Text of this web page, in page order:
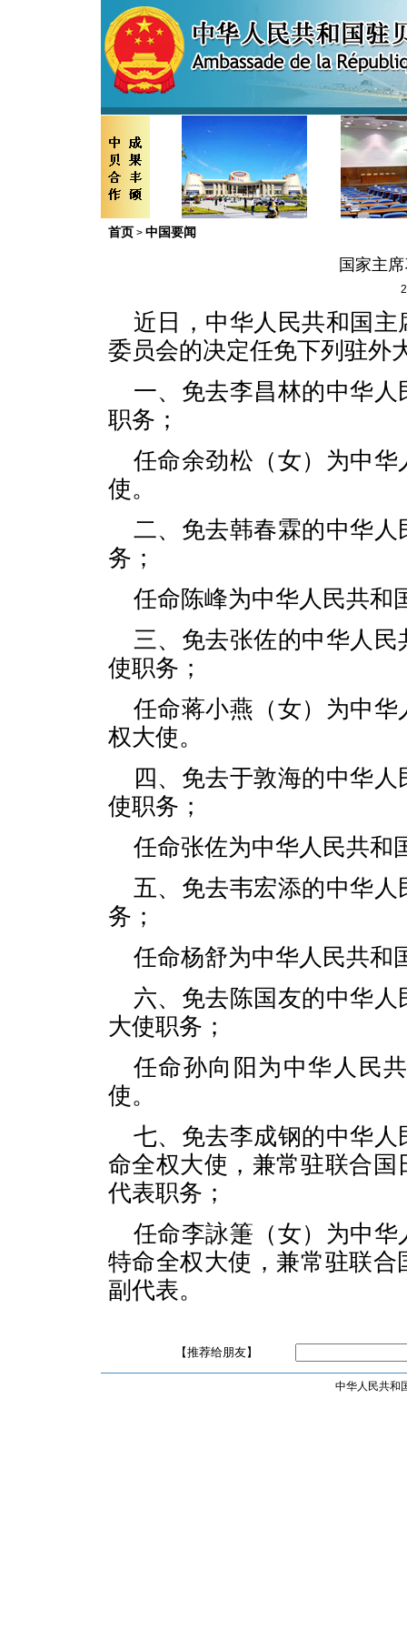
首页 > 中国要闻
国家主
近日，中华人民共和国
委员会的决定任免下列驻外
一、免去李昌林的中华
职务；
任命余劲松（女）为中
使。
二、免去韩春霖的中华
务；
任命陈峰为中华人民共和
三、免去张佐的中华人
使职务；
任命蒋小燕（女）为中
权大使。
四、免去于敦海的中华
使职务；
任命张佐为中华人民共和
五、免去韦宏添的中华
务；
任命杨舒为中华人民共和
六、免去陈国友的中华
大使职务；
任命孙向阳为中华人民
使。
七、免去李成钢的中华
命全权大使，兼常驻联合
代表职务；
任命李詠箑（女）为中
特命全权大使，兼常驻联
副代表。
【推荐给朋友】
中华人民共和